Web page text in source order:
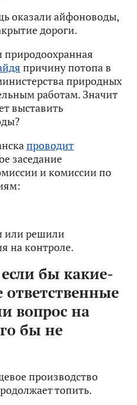
оказали айфоноводы,
дороги.
природоохранная
причину потопа в
природных
работам. Значит
выставить
проводит
заседание
и комиссии по
или решили
на контроле.
бы какие-
ответственные
вопрос на
бы не
производство
топить.